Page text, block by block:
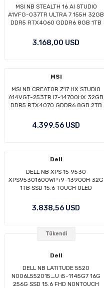
MSI NB STEALTH 16 AI STUDIO
A1VFG-037TR ULTRA 7 155H 32GB
DDR5 RTX4060 GDDR6 8GB 1TB
3.168,00 USD
MSI
MSI NB CREATOR Z17 HX STUDIO
A14VGT-253TR I7-14700HX 32GB
DDR5 RTX4070 GDDR6 8GB 2TB
4.399,56 USD
Dell
DELL NB XPS 15 9530
XPS95301600WP i9-13900H 32G
1TB SSD 15.6 TOUCH OLED
PRO
3.838,56 USD
Tükendi
Dell
DELL NB LATITUDE 5520
N006L552015_U i5-1145G7 16G
256G SSD 15.6 FHD NONTOUCH